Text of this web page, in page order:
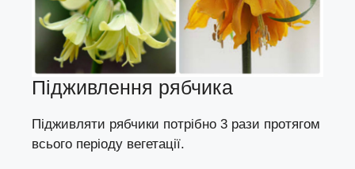
Підживлення рябчика
Підживляти рябчики потрібно 3 рази протягом
всього періоду вегетації.